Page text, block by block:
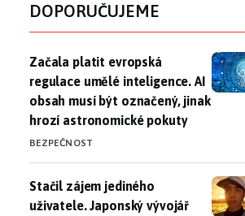
DOPORUČUJEME
Začala platit evropská regulace
Začala platit evropská
regulace umělé inteligence. AI
obsah musí být označený, jinak
hrozí astronomické pokuty
BEZPEČNOST
Stačil zájem jediného uživatele.
Stačil zájem jediného
uživatele. Japonský vývojář